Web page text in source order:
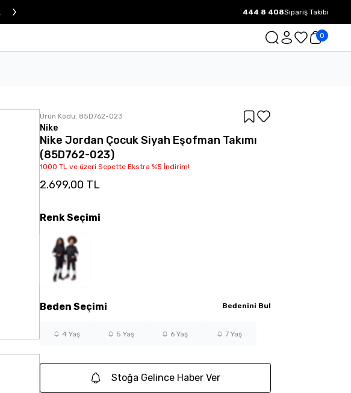
1000 TL ve üzeri Ücretsiz Kargo.
444 8 408Sipariş Takibi
0
Ürün Kodu: 85D762-023
Nike
Nike Jordan Çocuk Siyah Eşofman Takımı
(85D762-023)
1000 TL ve üzeri Sepette Ekstra %5 İndirim!
2.699,00 TL
Beden Seçimi Bedenini Bul
4 Yaş 5 Yaş 6 Yaş 7 Yaş
RenkSeçimi
Stoğa Gelince Haber Ver